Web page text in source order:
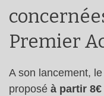
Premier
A son lancement,
proposé à partir